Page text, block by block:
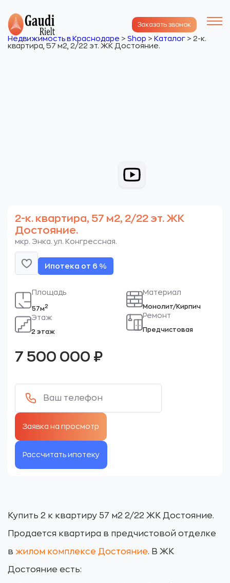
Заказать звонок
Недвижимость в Краснодаре > Shop > Каталог > 2-к.
квартира, 57 м2, 2/22 эт. ЖК Достояние.
2-к. квартира, 57 м2, 2/22 эт. ЖК
Достояние.
мкр. Энка. ул. Конгрессная.
Ипотека от 6 %
Площадь
57м2
Этаж
2 этаж
Материал
Монолит/Кирпич
Ремонт
Предчистовая
7 500 000 ₽
Рассчитать ипотеку
Купить 2 к квартиру 57 м2 2/22 ЖК Достояние.
Продается квартира в предчистовой отделке
в жилом комплексе Достояние. В ЖК
Достояние есть: